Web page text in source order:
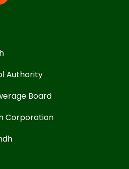
Authority
Board
Corporation